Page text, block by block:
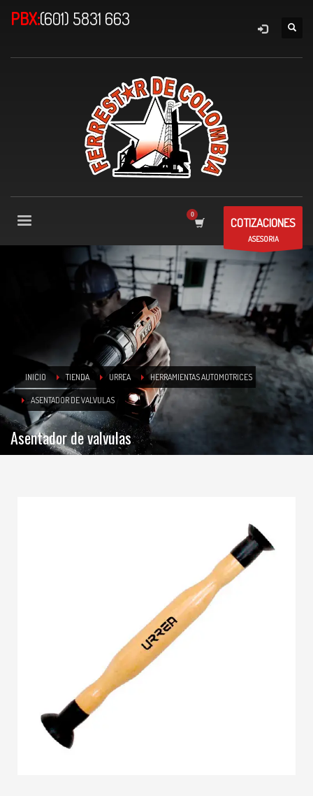
PBX:(601) 5831 663
COTIZACIONES
ASESORIA
INICIO TIENDA URREA HERRAMIENTAS AUTOMOTRICES
ASENTADOR DE VALVULAS
Asentador de valvulas